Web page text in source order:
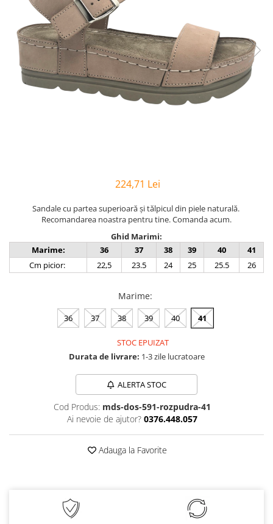
Vesna
Dr. Feet
224,71 Lei
Sandale cu partea superioară şi tălpicul din piele naturală.
Recomandarea noastra pentru tine. Comanda acum.
Ghid Marimi:
Marime:
36 37 38 39 40
41
Cm picior:
22,5 23.5 24 25 25.5 26
Marime:
36 37 38 39 40 41
STOC EPUIZAT
Durata de livrare: 1-3 zile lucratoare
ALERTA STOC
Cod Produs: mds-dos-591-rozpudra-41
Ai nevoie de ajutor? 0376.448.057
Adauga la Favorite